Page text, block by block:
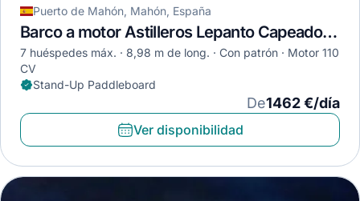
Puerto de Mahón, Mahón, España
Barco a motor Astilleros Lepanto Capeador Tuto · 1990
7 huéspedes máx. 8,98 m de long. Con patrón
Motor 110
CV
Stand-Up Paddleboard
De1462 €/día
Ver disponibilidad